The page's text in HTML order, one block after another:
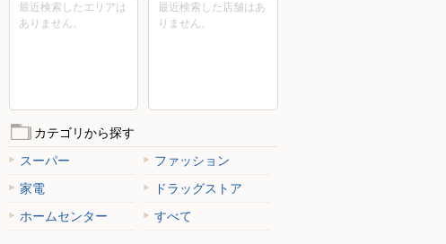
最近検索したエリアは
ありません。
最近検索した店舗はあ
りません。
カテゴリから探す
スーパー
ファッション
家電
ドラッグストア
ホームセンター
すべて